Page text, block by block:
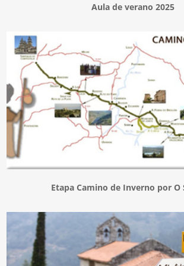
Aula de verano 2025
Etapa Camino de Inverno por O